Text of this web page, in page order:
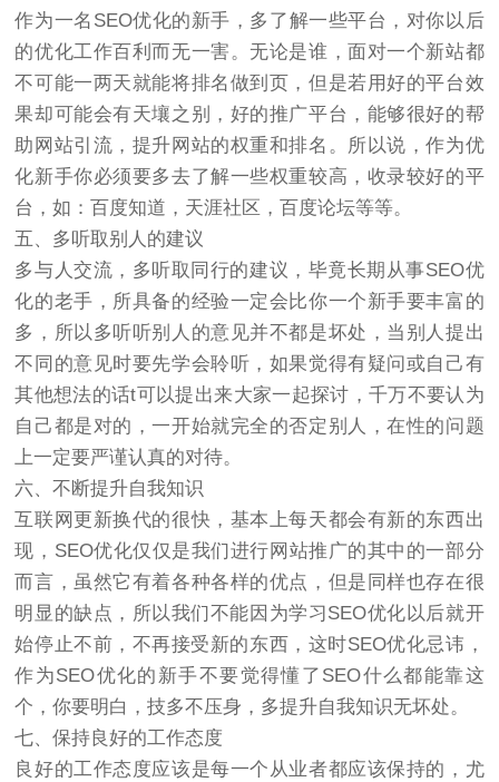
作为一名SEO优化的新手，多了解一些平台，对你以后
的优化工作百利而无一害。无论是谁，面对一个新站都
不可能一两天就能将排名做到页，但是若用好的平台效
果却可能会有天壤之别，好的推广平台，能够很好的帮
助网站引流，提升网站的权重和排名。所以说，作为优
化新手你必须要多去了解一些权重较高，收录较好的平
台，如：百度知道，天涯社区，百度论坛等等。
五、多听取别人的建议
多与人交流，多听取同行的建议，毕竟长期从事SEO优
化的老手，所具备的经验一定会比你一个新手要丰富的
多，所以多听听别人的意见并不都是坏处，当别人提出
不同的意见时要先学会聆听，如果觉得有疑问或自己有
其他想法的话t可以提出来大家一起探讨，千万不要认为
自己都是对的，一开始就完全的否定别人，在性的问题
上一定要严谨认真的对待。
六、不断提升自我知识
互联网更新换代的很快，基本上每天都会有新的东西出
现，SEO优化仅仅是我们进行网站推广的其中的一部分
而言，虽然它有着各种各样的优点，但是同样也存在很
明显的缺点，所以我们不能因为学习SEO优化以后就开
始停止不前，不再接受新的东西，这时SEO优化忌讳，
作为SEO优化的新手不要觉得懂了SEO什么都能靠这
个，你要明白，技多不压身，多提升自我知识无坏处。
七、保持良好的工作态度
良好的工作态度应该是每一个从业者都应该保持的，尤